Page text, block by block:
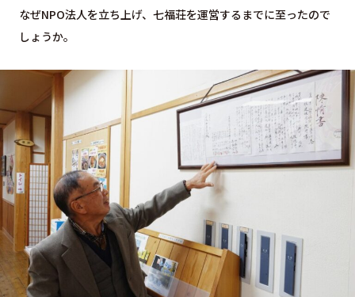
なぜNPO法人を立ち上げ、七福荘を運営するまでに至ったので
しょうか。